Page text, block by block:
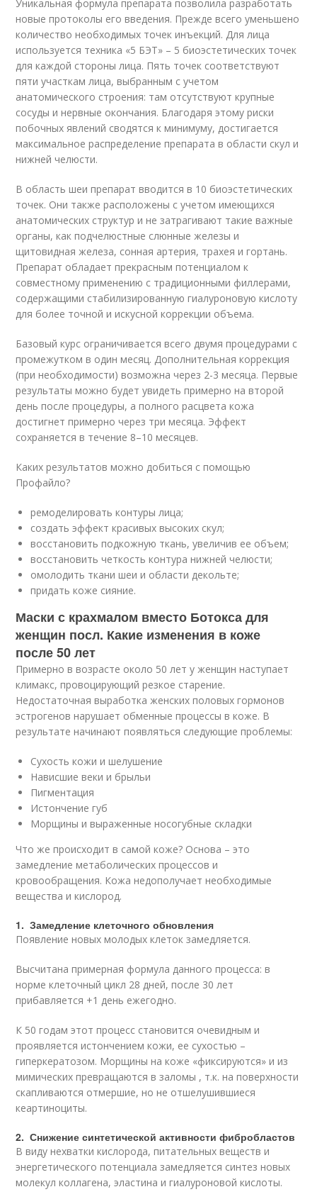
Уникальная формула препарата позволила разработать
новые протоколы его введения. Прежде всего уменьшено
количество необходимых точек инъекций. Для лица
используется техника «5 БЭТ» – 5 биоэстетических точек
для каждой стороны лица. Пять точек соответствуют
пяти участкам лица, выбранным с учетом
анатомического строения: там отсутствуют крупные
сосуды и нервные окончания. Благодаря этому риски
побочных явлений сводятся к минимуму, достигается
максимальное распределение препарата в области скул и
нижней челюсти.
В область шеи препарат вводится в 10 биоэстетических
точек. Они также расположены с учетом имеющихся
анатомических структур и не затрагивают такие важные
органы, как подчелюстные слюнные железы и
щитовидная железа, сонная артерия, трахея и гортань.
Препарат обладает прекрасным потенциалом к
совместному применению с традиционными филлерами,
содержащими стабилизированную гиалуроновую кислоту
для более точной и искусной коррекции объема.
Базовый курс ограничивается всего двумя процедурами с
промежутком в один месяц. Дополнительная коррекция
(при необходимости) возможна через 2-3 месяца. Первые
результаты можно будет увидеть примерно на второй
день после процедуры, а полного расцвета кожа
достигнет примерно через три месяца. Эффект
сохраняется в течение 8–10 месяцев.
Каких результатов можно добиться с помощью
Профайло?
ремоделировать контуры лица;
создать эффект красивых высоких скул;
восстановить подкожную ткань, увеличив ее объем;
восстановить четкость контура нижней челюсти;
омолодить ткани шеи и области декольте;
придать коже сияние.
Маски с крахмалом вместо Ботокса для
женщин посл. Какие изменения в коже
после 50 лет
Примерно в возрасте около 50 лет у женщин наступает
климакс, провоцирующий резкое старение.
Недостаточная выработка женских половых гормонов
эстрогенов нарушает обменные процессы в коже. В
результате начинают появляться следующие проблемы:
Сухость кожи и шелушение
Нависшие веки и брыльи
Пигментация
Истончение губ
Морщины и выраженные носогубные складки
Что же происходит в самой коже? Основа – это
замедление метаболических процессов и
кровообращения. Кожа недополучает необходимые
вещества и кислород.
1. Замедление клеточного обновления
Появление новых молодых клеток замедляется.
Высчитана примерная формула данного процесса: в
норме клеточный цикл 28 дней, после 30 лет
прибавляется +1 день ежегодно.
К 50 годам этот процесс становится очевидным и
проявляется истончением кожи, ее сухостью –
гиперкератозом. Морщины на коже «фиксируются» и из
мимических превращаются в заломы , т.к. на поверхности
скапливаются отмершие, но не отшелушившиеся
кеартиноциты.
2. Снижение синтетической активности фибробластов
В виду нехватки кислорода, питательных веществ и
энергетического потенциала замедляется синтез новых
молекул коллагена, эластина и гиалуроновой кислоты.